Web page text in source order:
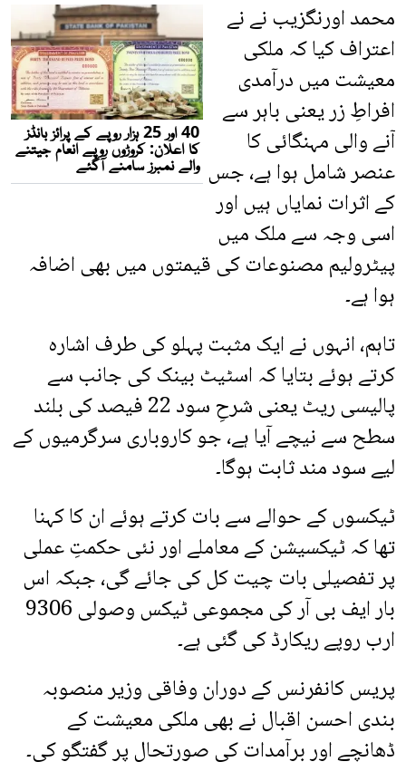
محمد اورنگزیب نے نے
اعتراف کیا کہ ملکی
معیشت میں درآمدی
افراطِ زر یعنی باہر سے
آنے والی مہنگائی کا
عنصر شامل ہوا ہے، جس
کے اثرات نمایاں ہیں اور
اسی وجہ سے ملک میں
پیٹرولیم مصنوعات کی قیمتوں میں بھی اضافہ
ہوا ہے۔
تاہم، انہوں نے ایک مثبت پہلو کی طرف اشارہ
کرتے ہوئے بتایا کہ اسٹیٹ بینک کی جانب سے
پالیسی ریٹ یعنی شرحِ سود 22 فیصد کی بلند
سطح سے نیچے آیا ہے، جو کاروباری سرگرمیوں کے
لیے سود مند ثابت ہوگا۔
ٹیکسوں کے حوالے سے بات کرتے ہوئے ان کا کہنا
تھا کہ ٹیکسیشن کے معاملے اور نئی حکمتِ عملی
پر تفصیلی بات چیت کل کی جائے گی، جبکہ اس
بار ایف بی آر کی مجموعی ٹیکس وصولی 9306
ارب روپے ریکارڈ کی گئی ہے۔
پریس کانفرنس کے دوران وفاقی وزیر منصوبہ
بندی احسن اقبال نے بھی ملکی معیشت کے
ڈھانچے اور برآمدات کی صورتحال پر گفتگو کی۔